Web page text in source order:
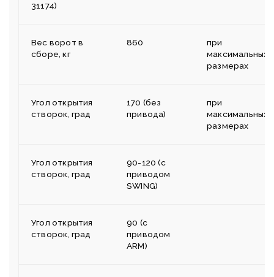
31174)
Вес ворот в
сборе, кг
860
при
максимальных
размерах
Угол открытия
створок, град
170 (без
привода)
при
максимальных
размерах
Угол открытия
створок, град
90-120 (с
приводом
SWING)
Угол открытия
створок, град
90 (с
приводом
ARM)